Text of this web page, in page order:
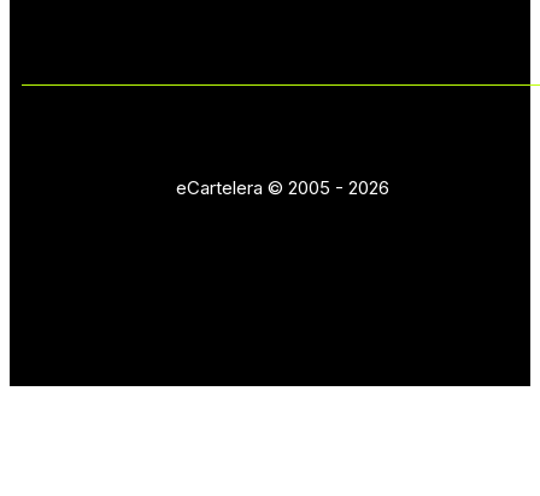
eCartelera © 2005 - 2026